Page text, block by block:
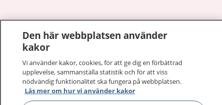
1177 på flera språk
Om 1177
Den här webbplatsen använder
kakor
Vi använder kakor, cookies, för att ge dig en förbättrad
upplevelse, sammanställa statistik och för att viss
nödvändig funktionalitet ska fungera på webbplatsen.
Läs mer om hur vi använder kakor